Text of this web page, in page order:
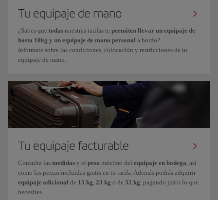
Tu equipaje de mano
¿Sabes que todas nuestras tarifas te permiten llevar un equipaje de
hasta 10kg y un equipaje de mano personal a bordo?
Infórmate sobre las condiciones, colocación y restricciones de tu
equipaje de mano.
Tu equipaje facturable
Consulta las medidas y el peso máximo del equipaje en bodega , así
como las piezas incluidas gratis en tu tarifa. Además podrás adquirir
equipaje adicional de 15 kg 23 kg o de 32 kg , pagando justo lo que
necesites.